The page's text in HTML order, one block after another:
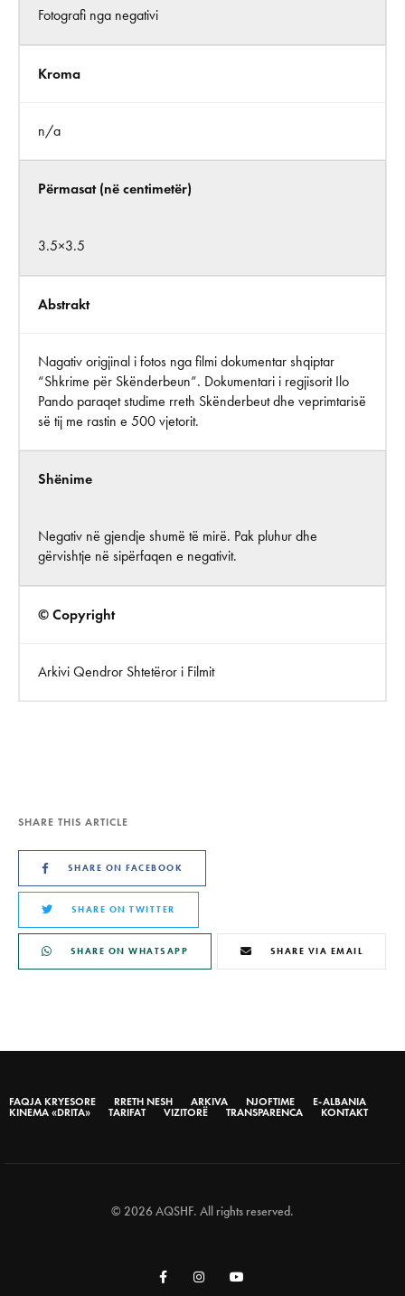
Fotografi nga negativi
Kroma
n/a
Përmasat (në centimetër)
3.5×3.5
Abstrakt
Nagativ origjinal i fotos nga filmi dokumentar shqiptar
“Shkrime për Skënderbeun”. Dokumentari i regjisorit Ilo
Pando paraqet studime rreth Skënderbeut dhe veprimtarisë
së tij me rastin e 500 vjetorit.
Shënime
Negativ në gjendje shumë të mirë. Pak pluhur dhe
gërvishtje në sipërfaqen e negativit.
© Copyright
Arkivi Qendror Shtetëror i Filmit
SHARE THIS ARTICLE
SHARE ON FACEBOOK
SHARE ON TWITTER
SHARE ON WHATSAPP SHARE VIA EMAIL
FAQJA KRYESORE RRETH NESH ARKIVA NJOFTIME
E-ALBANIA
KINEMA «DRITA»
TARIFAT VIZITORË TRANSPARENCA KONTAKT
© 2026 AQSHF. All rights reserved.